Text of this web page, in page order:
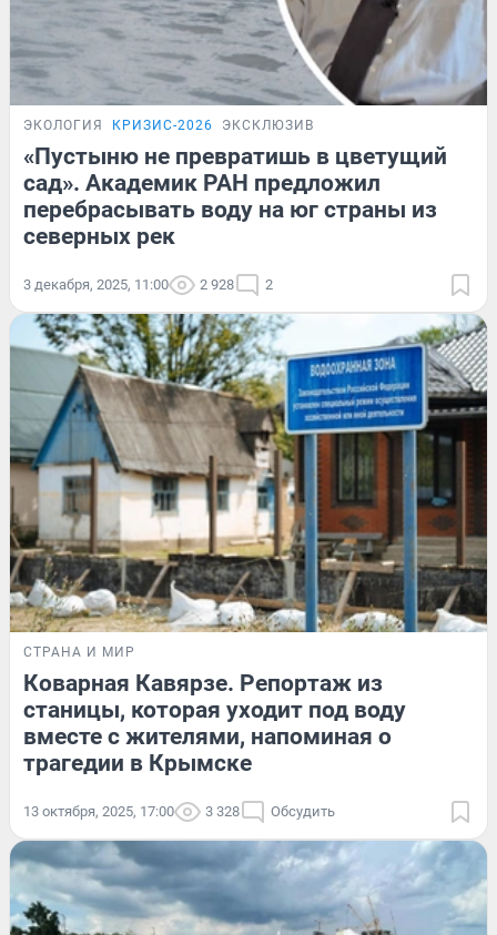
ЭКОЛОГИЯ КРИЗИС-2026 ЭКСКЛЮЗИВ
«Пустыню не превратишь в цветущий
сад». Академик РАН предложил
перебрасывать воду на юг страны из
северных рек
3 декабря, 2025, 11:00 2 928 2
СТРАНА И МИР
Коварная Кавярзе. Репортаж из
станицы, которая уходит под воду
вместе с жителями, напоминая о
трагедии в Крымске
13 октября, 2025, 17:00 3 328 Обсудить